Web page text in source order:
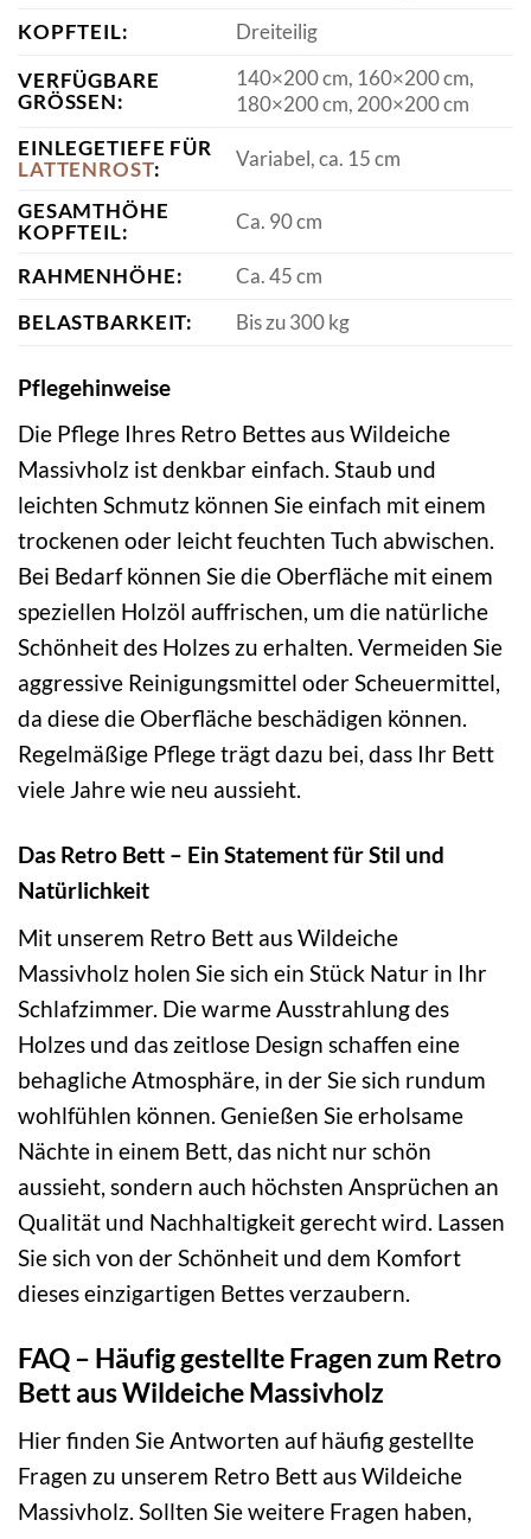
KOPFTEIL:
Dreiteilig
VERFÜGBARE
GRÖSSEN:
140×200 cm, 160×200 cm,
180×200 cm, 200×200 cm
EINLEGETIEFE FÜR
LATTENROST: Variabel, ca. 15 cm
GESAMTHÖHE
KOPFTEIL:
Ca. 90 cm
RAHMENHÖHE:
Ca. 45 cm
BELASTBARKEIT:
Bis zu 300 kg
Pflegehinweise
Die Pflege Ihres Retro Bettes aus Wildeiche
Massivholz ist denkbar einfach. Staub und
leichten Schmutz können Sie einfach mit einem
trockenen oder leicht feuchten Tuch abwischen.
Bei Bedarf können Sie die Oberfläche mit einem
speziellen Holzöl auffrischen, um die natürliche
Schönheit des Holzes zu erhalten. Vermeiden Sie
aggressive Reinigungsmittel oder Scheuermittel,
da diese die Oberfläche beschädigen können.
Regelmäßige Pflege trägt dazu bei, dass Ihr Bett
viele Jahre wie neu aussieht.
Das Retro Bett – Ein Statement für Stil und
Natürlichkeit
Mit unserem Retro Bett aus Wildeiche
Massivholz holen Sie sich ein Stück Natur in Ihr
Schlafzimmer. Die warme Ausstrahlung des
Holzes und das zeitlose Design schaffen eine
behagliche Atmosphäre, in der Sie sich rundum
wohlfühlen können. Genießen Sie erholsame
Nächte in einem Bett, das nicht nur schön
aussieht, sondern auch höchsten Ansprüchen an
Qualität und Nachhaltigkeit gerecht wird. Lassen
Sie sich von der Schönheit und dem Komfort
dieses einzigartigen Bettes verzaubern.
FAQ – Häufig gestellte Fragen zum Retro
Bett aus Wildeiche Massivholz
Hier finden Sie Antworten auf häufig gestellte
Fragen zu unserem Retro Bett aus Wildeiche
Massivholz. Sollten Sie weitere Fragen haben,